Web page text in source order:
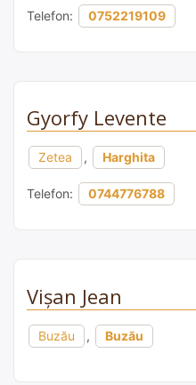
Telefon: 0752219109
Gyorfy Levente
Zetea , Harghita
Telefon: 0744776788
Vișan Jean
Buzău , Buzău